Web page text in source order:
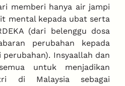
memberi hanya air jampi
mental kepada ubat serta
(dari belenggu dosa
perubahan kepada
Insyaallah dan
untuk menjadikan
di Malaysia sebagai